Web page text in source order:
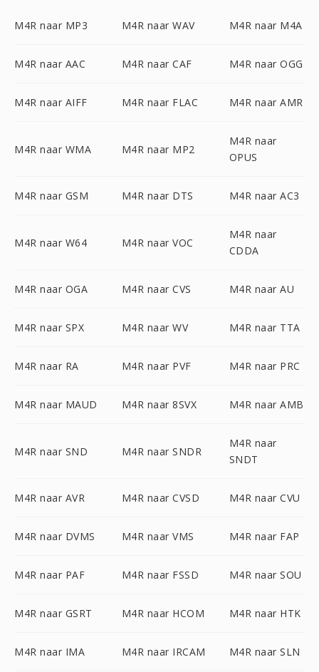
M4R naar MP3 M4R naar WAV M4R naar M4A
M4R naar AAC M4R naar CAF M4R naar OGG
M4R naar AIFF M4R naar FLAC M4R naar AMR
M4R naar WMA M4R naar MP2
M4R naar
OPUS
M4R naar GSM M4R naar DTS M4R naar AC3
M4R naar W64 M4R naar VOC
M4R naar
CDDA
M4R naar OGA M4R naar CVS M4R naar AU
M4R naar SPX M4R naar WV M4R naar TTA
M4R naar RA M4R naar PVF M4R naar PRC
M4R naar MAUD M4R naar 8SVX M4R naar AMB
M4R naar SND M4R naar SNDR
M4R naar
SNDT
M4R naar AVR M4R naar CVSD M4R naar CVU
M4R naar DVMS M4R naar VMS M4R naar FAP
M4R naar PAF M4R naar FSSD M4R naar SOU
M4R naar GSRT M4R naar HCOM M4R naar HTK
M4R naar IMA M4R naar IRCAM M4R naar SLN